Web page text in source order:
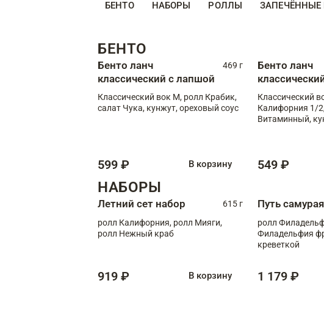
БЕНТО НАБОРЫ РОЛЛЫ ЗАПЕЧЁННЫЕ
БЕНТО
Бенто ланч
классический с лапшой
469 г
Классический вок М, ролл Крабик,
салат Чука, кунжут, ореховый соус
599 ₽ В корзину
Бенто ланч
Классический
Калифорния 1/
Витаминный,
549 ₽
НАБОРЫ
Летний сет набор
615 г
ролл Калифорния, ролл Мияги,
ролл Нежный краб
919 ₽ В корзину
Путь
ролл
Филадельфия
креветкой
1 179 ₽